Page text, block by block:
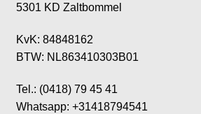
5301 KD Zaltbommel
KvK: 84848162
BTW: NL863410303B01
Tel.: (0418) 79 45 41
Whatsapp: +31418794541